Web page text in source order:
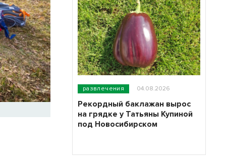
развлечения 04.08.2026
Рекордный баклажан вырос
на грядке у Татьяны Купиной
под Новосибирском